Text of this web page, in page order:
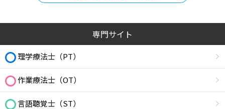
専門サイト
理学療法士（PT）
作業療法士（OT）
言語聴覚士（ST）